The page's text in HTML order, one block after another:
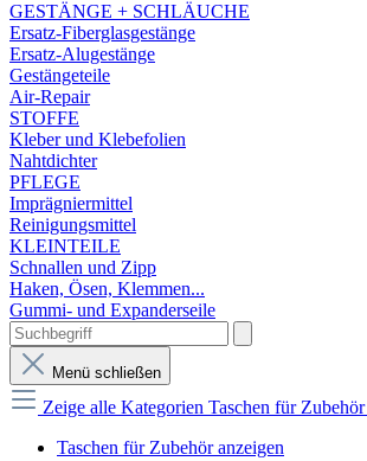
GESTÄNGE + SCHLÄUCHE
Ersatz-Fiberglasgestänge
Ersatz-Alugestänge
Gestängeteile
Air-Repair
STOFFE
Kleber und Klebefolien
Nahtdichter
PFLEGE
Imprägniermittel
Reinigungsmittel
KLEINTEILE
Schnallen und Zipp
Haken, Ösen, Klemmen...
Gummi- und Expanderseile
Menü schließen
Zeige alle Kategorien Taschen für Zubehör
Taschen für Zubehör anzeigen